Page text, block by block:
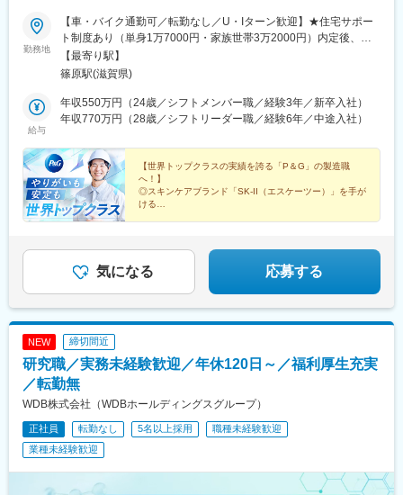
勤務地
【車・バイク通勤可／転勤なし／U・Iターン歓迎】★住宅サポー
ト制度あり（単身1万7000円・家族世帯3万2000円）内定後、通
勤圏内（当社規定による）に転居する場合は、転居一時金月給1カ
月分（上限45万円）支給滋賀県野洲市上屋88番地※JR野洲駅より
【最寄り駅】
篠原駅(滋賀県)
給与
年収550万円（24歳／シフトメンバー職／経験3年／新卒入社）
年収770万円（28歳／シフトリーダー職／経験6年／中途入社）
【世界トップクラスの実績を誇る「P＆G」の製造職
へ！】
◎スキンケアブランド「SK-II（エスケーツー）」を手が
ける
気になる 応募する
NEW 締切間近
研究職／実務未経験歓迎／年休120日～／福利厚生充実
／転勤無
WDB株式会社（WDBホールディングスグループ）
正社員 転勤なし 5名以上採用
職種未経験歓迎
業種未経験歓迎